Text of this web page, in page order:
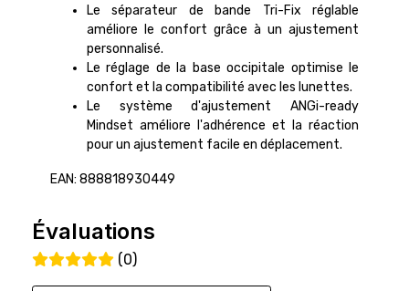
Le séparateur de bande Tri-Fix réglable
améliore le confort grâce à un ajustement
personnalisé.
Le réglage de la base occipitale optimise le
confort et la compatibilité avec les lunettes.
Le système d'ajustement ANGi-ready
Mindset améliore l'adhérence et la réaction
pour un ajustement facile en déplacement.
EAN: 888818930449
Évaluations
(0)